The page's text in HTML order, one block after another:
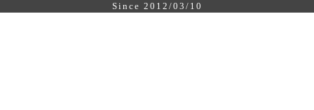
Since 2012/03/10